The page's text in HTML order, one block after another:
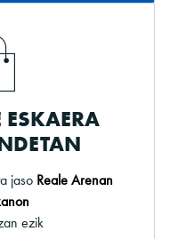
jaso Reale Arenan
ezik